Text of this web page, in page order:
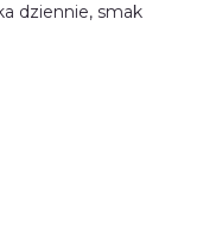
dziennie, smak